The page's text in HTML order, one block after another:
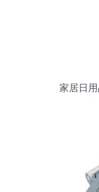
家居日